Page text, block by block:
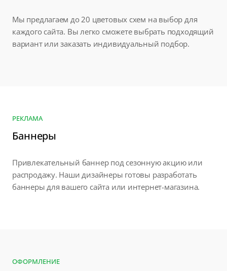
Мы предлагаем до 20 цветовых схем на выбор для
каждого сайта. Вы легко сможете выбрать подходящий
вариант или заказать индивидуальный подбор.
РЕКЛАМА
Баннеры
Привлекательный баннер под сезонную акцию или
распродажу. Наши дизайнеры готовы разработать
баннеры для вашего сайта или интернет-магазина.
ОФОРМЛЕНИЕ